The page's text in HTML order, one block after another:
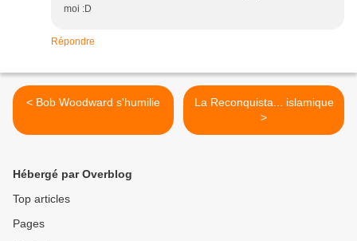
moi :D
Répondre
< Bob Woodward s'humilie
La Reconquista... islamique
>
Hébergé par Overblog
Top articles
Pages